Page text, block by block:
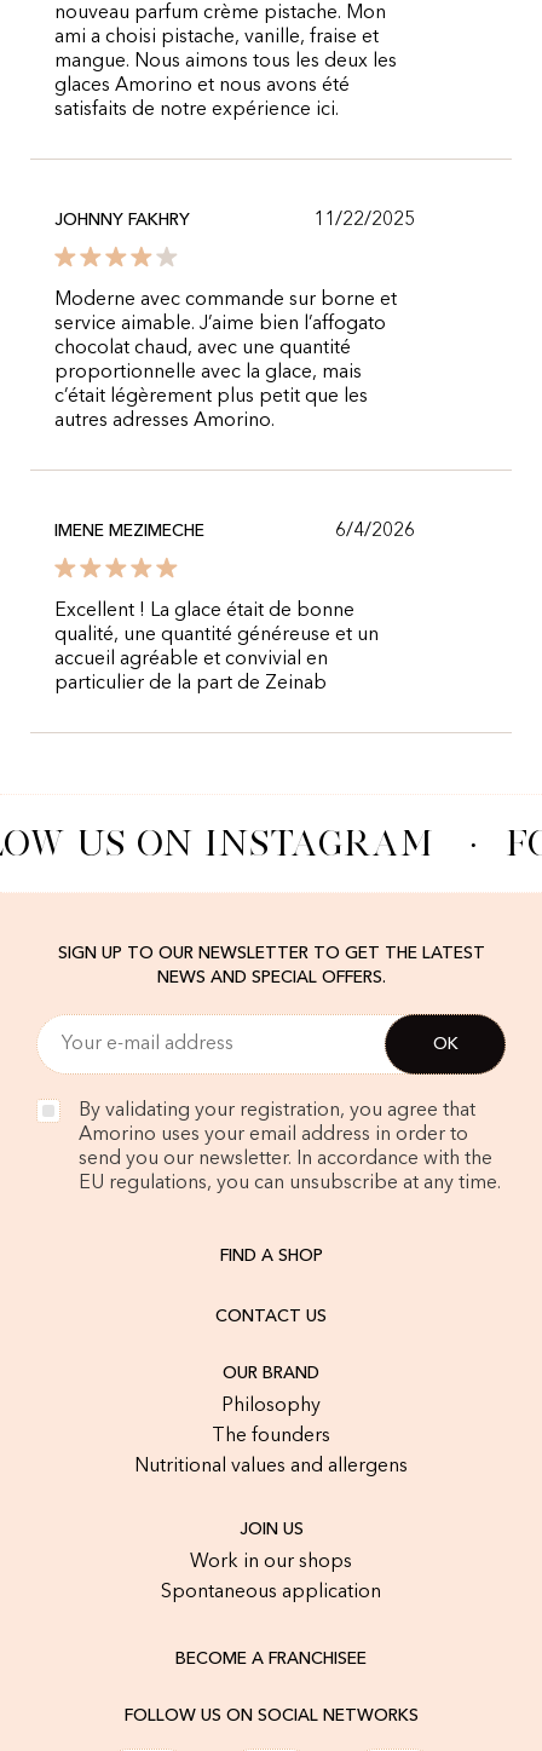
nouveau parfum crème pistache. Mon
ami a choisi pistache, vanille, fraise et
mangue. Nous aimons tous les deux les
glaces Amorino et nous avons été
satisfaits de notre expérience ici.
JOHNNY FAKHRY 11/22/2025
Moderne avec commande sur borne et
service aimable. J’aime bien l’affogato
chocolat chaud, avec une quantité
proportionnelle avec la glace, mais
c’était légèrement plus petit que les
autres adresses Amorino.
IMENE MEZIMECHE 6/4/2026
Excellent ! La glace était de bonne
qualité, une quantité généreuse et un
accueil agréable et convivial en
particulier de la part de Zeinab
US ON INSTAGRAM ·
SIGN UP TO OUR NEWSLETTER TO GET THE LATEST
NEWS AND SPECIAL OFFERS.
By validating your registration, you agree that
Amorino uses your email address in order to
send you our newsletter. In accordance with the
EU regulations, you can unsubscribe at any time.
FIND A SHOP
CONTACT US
OUR BRAND
Philosophy
The founders
Nutritional values and allergens
JOIN US
Work in our shops
Spontaneous application
BECOME A FRANCHISEE
FOLLOW US ON SOCIAL NETWORKS